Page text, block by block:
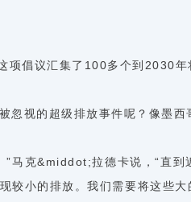
项倡议汇集了100多个到2030年
视的超级排放事件呢？像墨
马克&middot;拉德卡说，“直
较小的排放。我们需要将这些